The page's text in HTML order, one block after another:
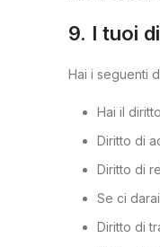
9. I tuoi
Hai i seguenti
Hai il
Diritto di
Diritto di
Se ci
Diritto di